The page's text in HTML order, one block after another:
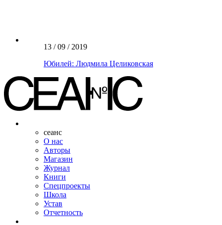
13 / 09 / 2019
Юбилей: Людмила Целиковская
сеанс
О нас
Авторы
Магазин
Журнал
Книги
Спецпроекты
Школа
Устав
Отчетность